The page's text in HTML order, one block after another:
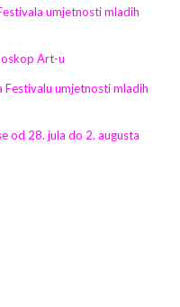
umjetnosti mladih
Art-u
umjetnosti mladih
od 28. jula do 2. augusta